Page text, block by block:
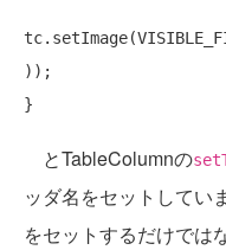
));
とTableColumnの
ッダ名をセットしてい
をセットするだけでは